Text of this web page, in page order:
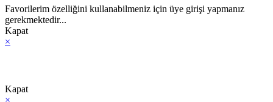
Favorilerim özelliğini kullanabilmeniz için üye girişi yapmanız
gerekmektedir...
Kapat
×
Kapat